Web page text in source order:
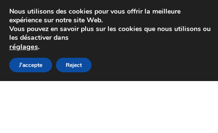
Colissimo livraison à partir de 7 EUR
Du lundi au vendredi de 9 h à 16 h
Aller
à
Aller
au
Nous utilisons des cookies pour vous offrir la meilleure
expérience sur notre site Web.
Vous pouvez en savoir plus sur les cookies que nous utilisons ou
les désactiver dans
réglages.
J'accepte Reject